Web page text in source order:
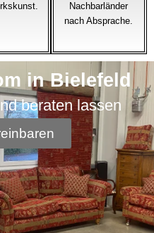
Nachbarländer
nach Absprache.
in Bielefeld
beraten lassen